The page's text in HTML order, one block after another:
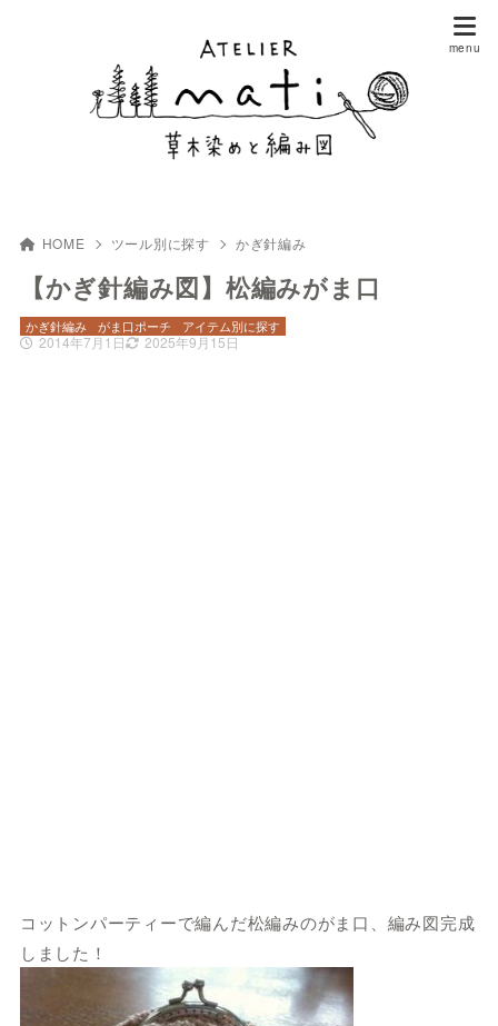
HOME ツール別に探す かぎ針編み
【かぎ針編み図】松編みがま口
2014年7月1日 2025年9月15日
かぎ針編み がま口ポーチ アイテム別に探す
コットンパーティーで編んだ松編みのがま口、編み図完成
しました！